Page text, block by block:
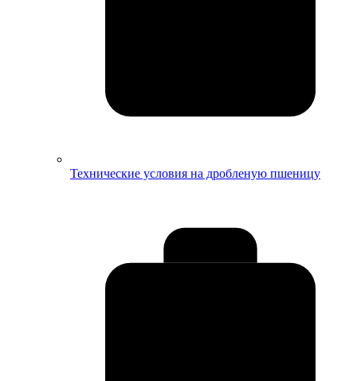
Технические условия на дробленую пшеницу